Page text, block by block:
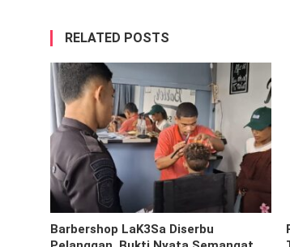
RELATED POSTS
Barbershop LaK3Sa Diserbu